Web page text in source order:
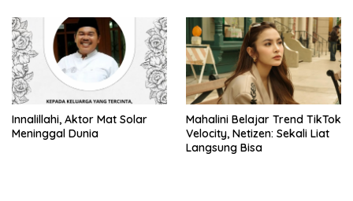
Innalillahi, Aktor Mat Solar
Meninggal Dunia
Mahalini Belajar Trend TikTok
Velocity, Netizen: Sekali Liat
Langsung Bisa